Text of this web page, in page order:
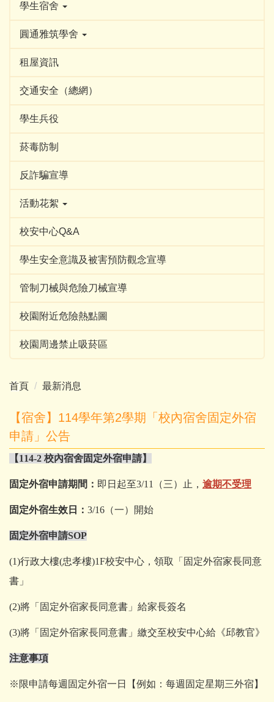
學生宿舍
圓通雅筑學舍
租屋資訊
交通安全（總網）
學生兵役
菸毒防制
反詐騙宣導
活動花絮
校安中心Q&A
學生安全意識及被害預防觀念宣導
管制刀械與危險刀械宣導
校園附近危險熱點圖
校園周邊禁止吸菸區
首頁 最新消息
【宿舍】114學年第2學期「校內宿舍固定外宿
申請」公告
【114-2 校內宿舍固定外宿申請】
固定外宿申請期間： 即日起至3/11（三）止， 逾期不受理
固定外宿生效日： 3/16（一）開始
固定外宿申請SOP
(1)行政大樓(忠孝樓)1F校安中心，領取「固定外宿家長同意
書」
(2)將「固定外宿家長同意書」給家長簽名
(3)將「固定外宿家長同意書」繳交至校安中心給《邱教官》
注意事項
※限申請每週固定外宿一日【例如：每週固定星期三外宿】